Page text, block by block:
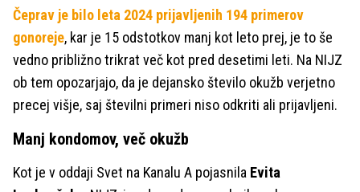
Čeprav je bilo leta 2024 prijavljenih 194 primerov
gonoreje, kar je 15 odstotkov manj kot leto prej, je to še
vedno približno trikrat več kot pred desetimi leti. Na NIJZ
ob tem opozarjajo, da je dejansko število okužb verjetno
precej višje, saj številni primeri niso odkriti ali prijavljeni.
Manj kondomov, več okužb
Kot je v oddaji Svet na Kanalu A pojasnila Evita